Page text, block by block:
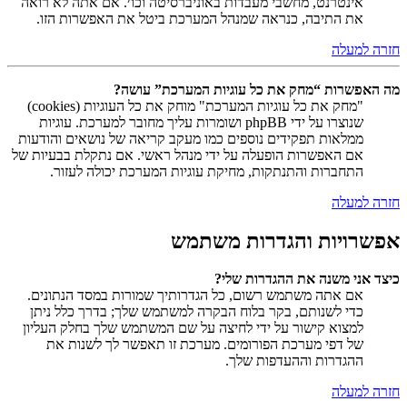
את התיבה, כנראה שמנהל המערכת ביטל את האפשרות הזו.
חזרה למעלה
מה האפשרות “מחק את כל עוגיות המערכת” עושה?
"מחק את כל עוגיות המערכת" מוחק את כל העוגיות (cookies)
שנוצרו על ידי phpBB ושומרות עליך מחובר למערכת. עוגיות
ממלאות תפקידים נוספים כמו מעקב קריאה של נושאים והודעות
אם האפשרות הופעלה על ידי מנהל ראשי. אם נתקלת בבעיות של
התחברות והתנתקות, מחיקת עוגיות המערכת יכולה לעזור.
חזרה למעלה
אפשרויות והגדרות משתמש
כיצד אני משנה את ההגדרות שלי?
אם אתה משתמש רשום, כל הגדרותיך שמורות במסד הנתונים.
כדי לשנותם, בקר בלוח הבקרה למשתמש שלך; בדרך כלל ניתן
למצוא קישור על ידי לחיצה על שם המשתמש שלך בחלק העליון
של דפי מערכת הפורומים. מערכת זו תאפשר לך לשנות את
ההגדרות וההעדפות שלך.
חזרה למעלה